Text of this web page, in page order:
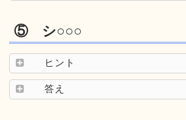
⑤ シ○○○
ヒント
答え